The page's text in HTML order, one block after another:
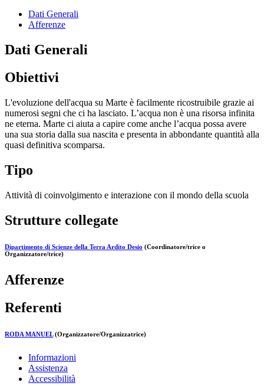
Dati Generali
Afferenze
Dati Generali
Obiettivi
L'evoluzione dell'acqua su Marte è facilmente ricostruibile grazie ai
numerosi segni che ci ha lasciato. L’acqua non è una risorsa infinita
ne eterna. Marte ci aiuta a capire come anche l’acqua possa avere
una sua storia dalla sua nascita e presenta in abbondante quantità alla
quasi definitiva scomparsa.
Tipo
Attività di coinvolgimento e interazione con il mondo della scuola
Strutture collegate
Dipartimento di Scienze della Terra Ardito Desio (Coordinatore/trice o
Organizzatore/trice)
Afferenze
Referenti
RODA MANUEL(Organizzatore/Organizzatrice)
Informazioni
Assistenza
Accessibilità